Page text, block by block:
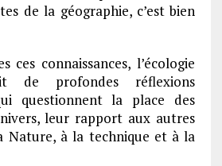
de la géographie, c’est bien
ces connaissances, l’écologie
de profondes réflexions
questionnent la place des
leur rapport aux autres
Nature, à la technique et à la